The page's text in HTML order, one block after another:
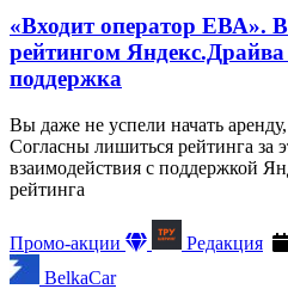
«Входит оператор ЕВА».
рейтингом Яндекс.Драйва
поддержка
Вы даже не успели начать
Согласны лишиться рейтинга за
взаимодействия с поддержкой
рейтинга
Промо-акции Редакция
BelkaCar